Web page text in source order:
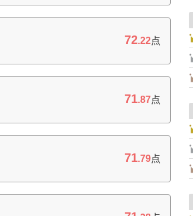
72.22点
71.87点
71.79点